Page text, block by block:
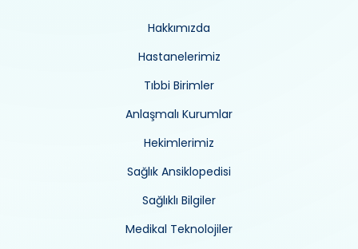
Hakkımızda
Hastanelerimiz
Tıbbi Birimler
Anlaşmalı Kurumlar
Hekimlerimiz
Sağlık Ansiklopedisi
Sağlıklı Bilgiler
Medikal Teknolojiler